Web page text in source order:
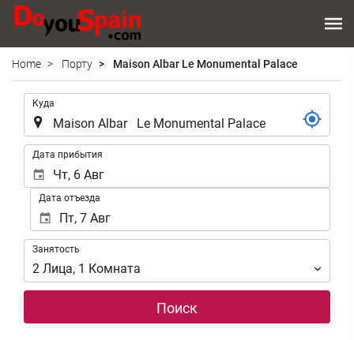
Home Порту Maison Albar Le Monumental Palace
Куда
Дата прибытия
Дата отъезда
Занятость
Занятость
2 Лица, 1 Комната
Поиск